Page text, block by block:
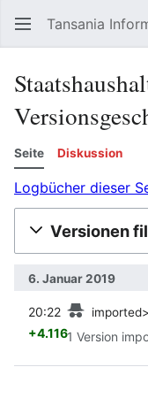
Tansania
Seite Diskussion
Logbücher dieser
Versionen
6. Januar 2019
20:22
+4.1161 Version